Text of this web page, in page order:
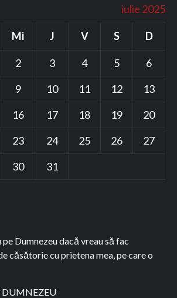
iulie 2025
Mi J V S D
2 3 4 5
6
9 10 11 12
13
16 17 18 19
20
23 24 25 26
27
30
31
pe Dumnezeu dacă vreau să fac
căsătorie cu prietena mea, pe care o